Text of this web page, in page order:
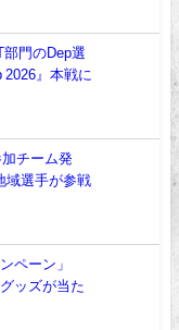
部門のDep選
2026』本戦に
加チーム発
域選手が参戦
ペーン」
ッズが当た